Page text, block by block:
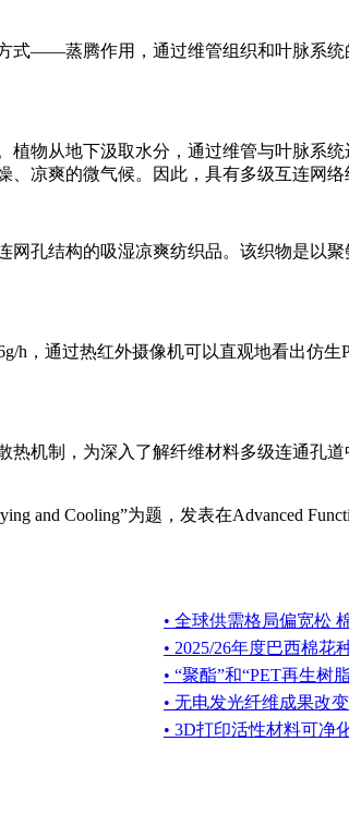
式——蒸腾作用，通过维管组织和叶脉系
物从地下汲取水分，通过维管与叶脉系
凉爽的微气候。因此，具有多级互连网
孔结构的吸湿凉爽纺织品。该织物是以
h，通过热红外摄像机可以直观地看出仿
机制，为深入了解纤维材料多级连通孔
and Cooling”为题，发表在Advanced
• 全球供需格局偏宽松
• 2025/26年度巴西棉花
• “聚酯”和“PET再生树
• 无电发光纤维成果改
• 3D打印活性材料可净